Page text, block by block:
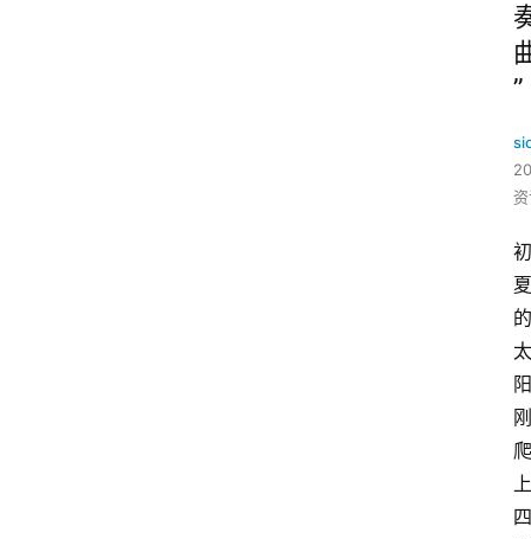
”
初
夏
的
太
阳
刚
爬
上
四